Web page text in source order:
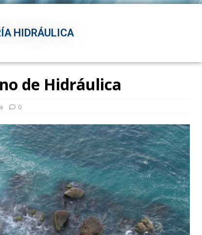
HIDRÁULICA
de Hidráulica
0